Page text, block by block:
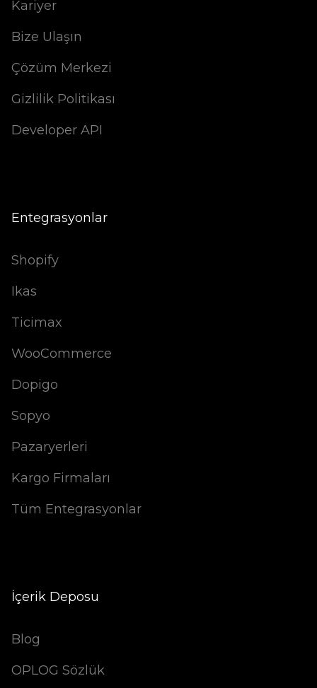
Kariyer
Bize Ulaşın
Çözüm Merkezi
Gizlilik Politikası
Developer API
Entegrasyonlar
Shopify
Ikas
Ticimax
WooCommerce
Dopigo
Sopyo
Pazaryerleri
Kargo Firmaları
Tüm Entegrasyonlar
İçerik Deposu
Blog
OPLOG Sözlük